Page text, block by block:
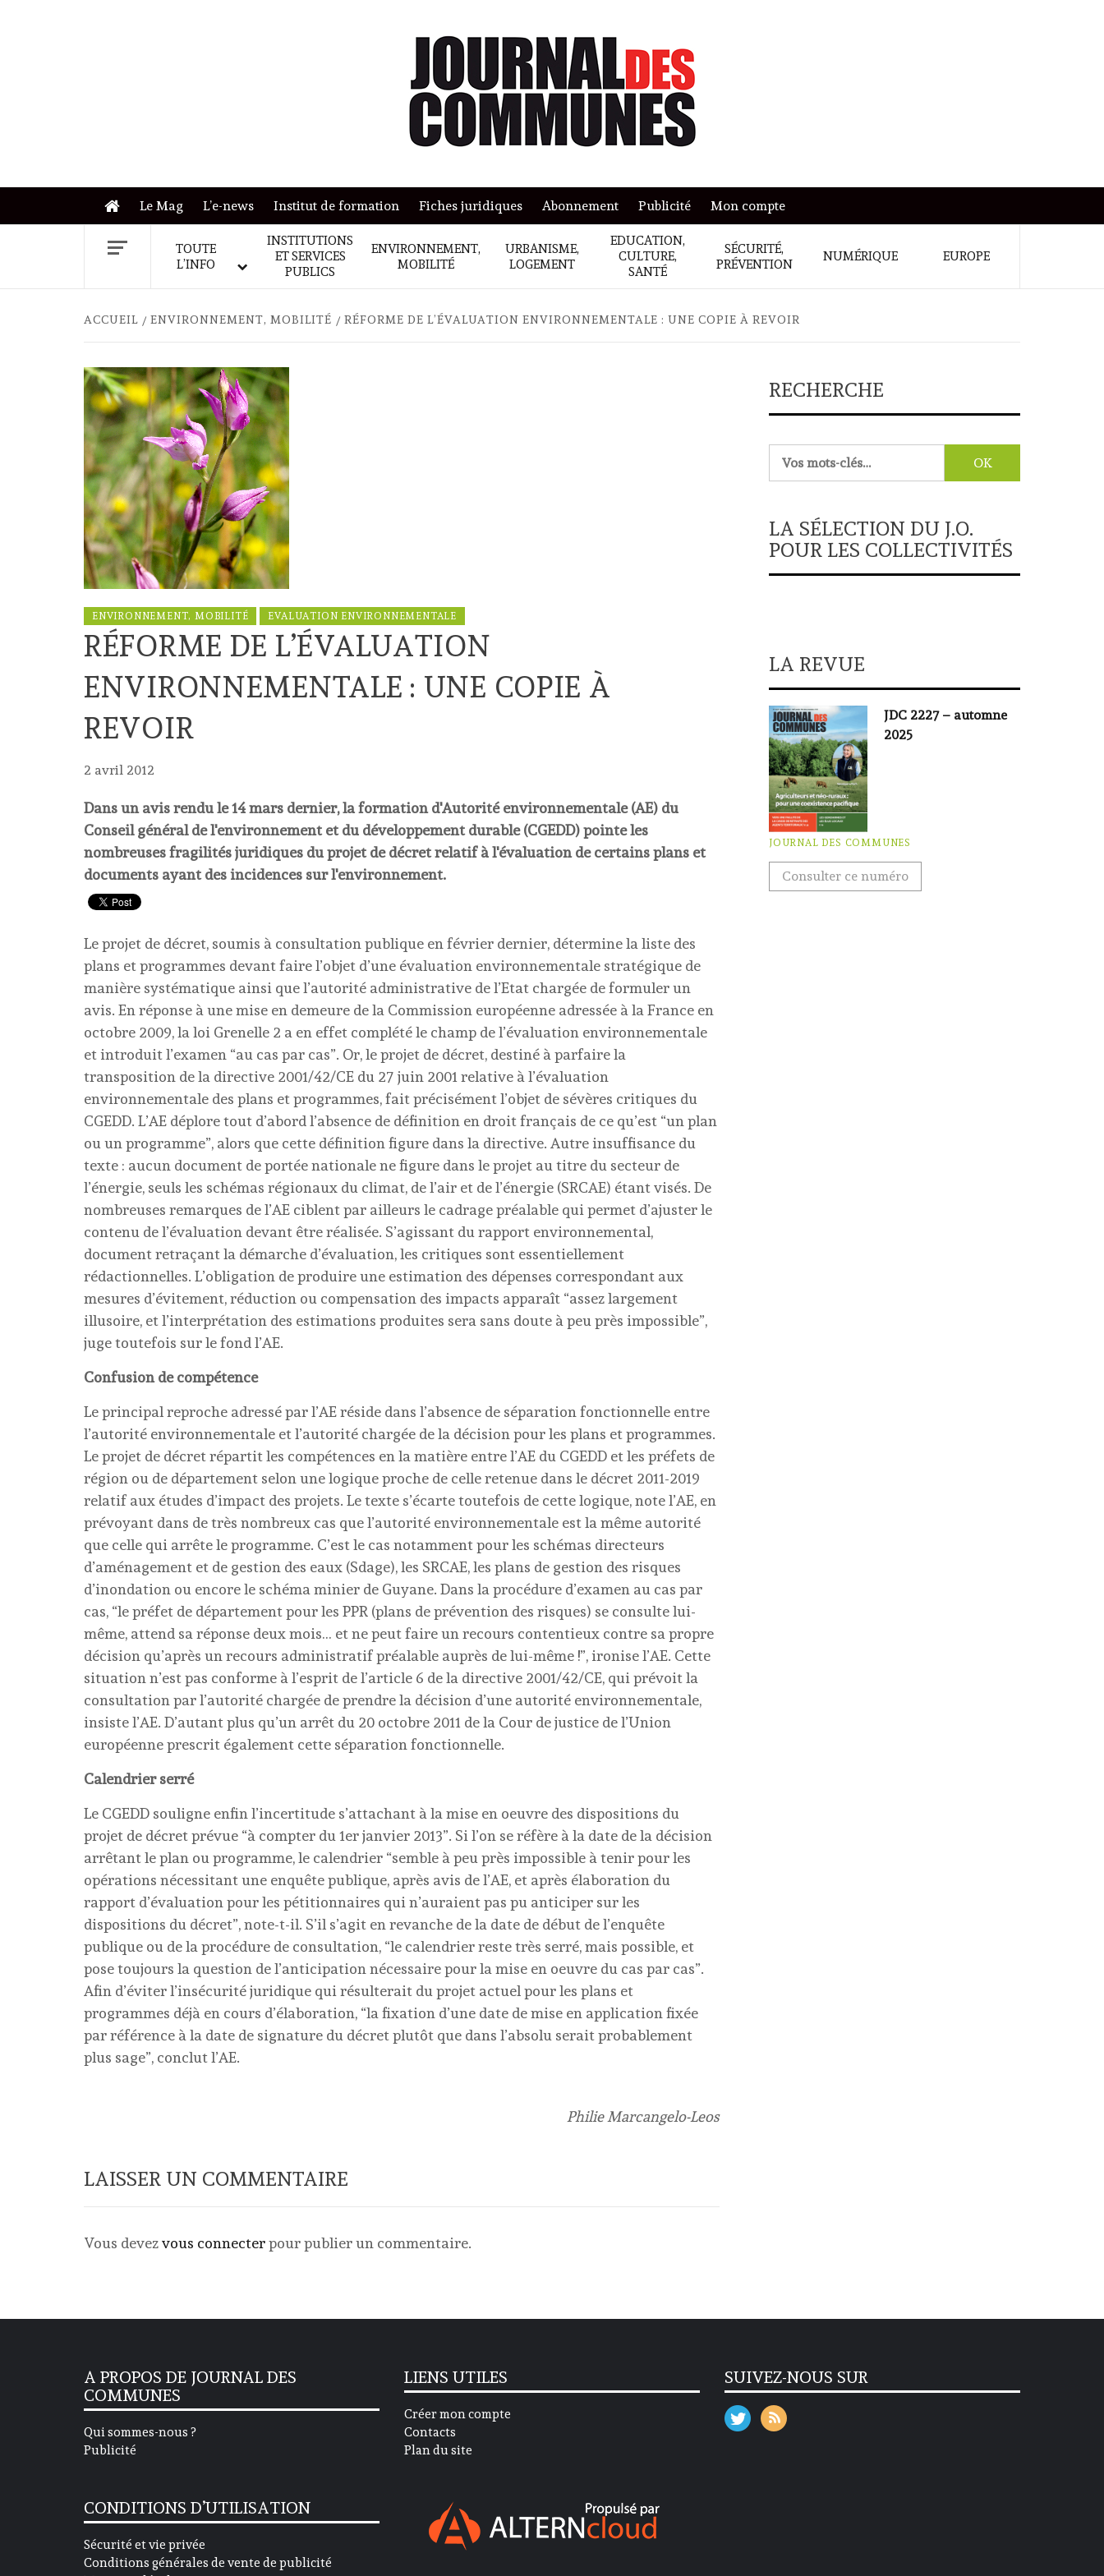
Le Mag L’e-news Institut de formation Fiches juridiques Abonnement Publicité Mon compte
TOUTE
L’INFO
INSTITUTIONS
ET SERVICES
PUBLICS
ENVIRONNEMENT,
MOBILITÉ
URBANISME,
LOGEMENT
EDUCATION,
CULTURE,
SANTÉ
SÉCURITÉ,
PRÉVENTION
NUMÉRIQUE EUROPE
ACCUEIL ENVIRONNEMENT, MOBILITÉ RÉFORME DE L’ÉVALUATION ENVIRONNEMENTALE : UNE COPIE À REVOIR
ENVIRONNEMENT, MOBILITÉ EVALUATION ENVIRONNEMENTALE
RÉFORME DE L’ÉVALUATION
ENVIRONNEMENTALE : UNE COPIE À
REVOIR
2 avril 2012
Dans un avis rendu le 14 mars dernier, la formation d'Autorité environnementale (AE) du
Conseil général de l'environnement et du développement durable (CGEDD) pointe les
nombreuses fragilités juridiques du projet de décret relatif à l'évaluation de certains plans et
documents ayant des incidences sur l'environnement.
Le projet de décret, soumis à consultation publique en février dernier, détermine la liste des
plans et programmes devant faire l’objet d’une évaluation environnementale stratégique de
manière systématique ainsi que l’autorité administrative de l’Etat chargée de formuler un
avis. En réponse à une mise en demeure de la Commission européenne adressée à la France en
octobre 2009, la loi Grenelle 2 a en effet complété le champ de l’évaluation environnementale
et introduit l’examen “au cas par cas”. Or, le projet de décret, destiné à parfaire la
transposition de la directive 2001/42/CE du 27 juin 2001 relative à l’évaluation
environnementale des plans et programmes, fait précisément l’objet de sévères critiques du
CGEDD. L’AE déplore tout d’abord l’absence de définition en droit français de ce qu’est “un plan
ou un programme”, alors que cette définition figure dans la directive. Autre insuffisance du
texte : aucun document de portée nationale ne figure dans le projet au titre du secteur de
l’énergie, seuls les schémas régionaux du climat, de l’air et de l’énergie (SRCAE) étant visés. De
nombreuses remarques de l’AE ciblent par ailleurs le cadrage préalable qui permet d’ajuster le
contenu de l’évaluation devant être réalisée. S’agissant du rapport environnemental,
document retraçant la démarche d’évaluation, les critiques sont essentiellement
rédactionnelles. L’obligation de produire une estimation des dépenses correspondant aux
mesures d’évitement, réduction ou compensation des impacts apparaît “assez largement
illusoire, et l’interprétation des estimations produites sera sans doute à peu près impossible”,
juge toutefois sur le fond l’AE.
Confusion de compétence
Le principal reproche adressé par l’AE réside dans l’absence de séparation fonctionnelle entre
l’autorité environnementale et l’autorité chargée de la décision pour les plans et programmes.
Le projet de décret répartit les compétences en la matière entre l’AE du CGEDD et les préfets de
région ou de département selon une logique proche de celle retenue dans le décret 2011-2019
relatif aux études d’impact des projets. Le texte s’écarte toutefois de cette logique, note l’AE, en
prévoyant dans de très nombreux cas que l’autorité environnementale est la même autorité
que celle qui arrête le programme. C’est le cas notamment pour les schémas directeurs
d’aménagement et de gestion des eaux (Sdage), les SRCAE, les plans de gestion des risques
d’inondation ou encore le schéma minier de Guyane. Dans la procédure d’examen au cas par
cas, “le préfet de département pour les PPR (plans de prévention des risques) se consulte lui-
même, attend sa réponse deux mois… et ne peut faire un recours contentieux contre sa propre
décision qu’après un recours administratif préalable auprès de lui-même !”, ironise l’AE. Cette
situation n’est pas conforme à l’esprit de l’article 6 de la directive 2001/42/CE, qui prévoit la
consultation par l’autorité chargée de prendre la décision d’une autorité environnementale,
insiste l’AE. D’autant plus qu’un arrêt du 20 octobre 2011 de la Cour de justice de l’Union
européenne prescrit également cette séparation fonctionnelle.
Calendrier serré
Le CGEDD souligne enfin l’incertitude s’attachant à la mise en oeuvre des dispositions du
projet de décret prévue “à compter du 1er janvier 2013”. Si l’on se réfère à la date de la décision
arrêtant le plan ou programme, le calendrier “semble à peu près impossible à tenir pour les
opérations nécessitant une enquête publique, après avis de l’AE, et après élaboration du
rapport d’évaluation pour les pétitionnaires qui n’auraient pas pu anticiper sur les
dispositions du décret”, note-t-il. S’il s’agit en revanche de la date de début de l’enquête
publique ou de la procédure de consultation, “le calendrier reste très serré, mais possible, et
pose toujours la question de l’anticipation nécessaire pour la mise en oeuvre du cas par cas”.
Afin d’éviter l’insécurité juridique qui résulterait du projet actuel pour les plans et
programmes déjà en cours d’élaboration, “la fixation d’une date de mise en application fixée
par référence à la date de signature du décret plutôt que dans l’absolu serait probablement
plus sage”, conclut l’AE.
Philie Marcangelo-Leos
LAISSER UN COMMENTAIRE
Vous devezvous connecterpour publier un commentaire.
RECHERCHE
LA SÉLECTION DU J.O.
POUR LES COLLECTIVITÉS
LA REVUE
JDC 2227 – automne
2025
JOURNAL DES COMMUNES
Consulter ce numéro
A PROPOS DE JOURNAL DES
COMMUNES
Qui sommes-nous ?
Publicité
CONDITIONS D’UTILISATION
Sécurité et vie privée
Conditions générales de vente de publicité
LIENS UTILES
Créer mon compte
Contacts
Plan du site
SUIVEZ-NOUS SUR